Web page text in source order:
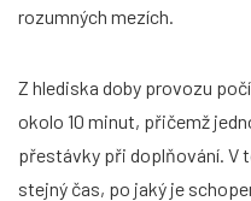
rozumných mezích.
Z hlediska doby provozu
okolo 10 minut, přičemž
přestávky při doplňování. V
stejný čas, po jaký je